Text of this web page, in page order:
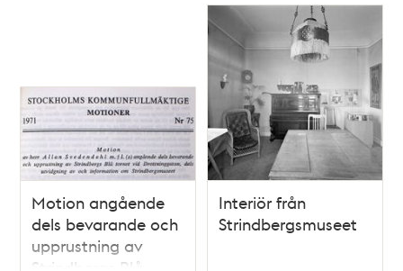
Motion angående
dels bevarande och
upprustning av
Strindbergs Blå
Interiör från
Strindbergsmuseet